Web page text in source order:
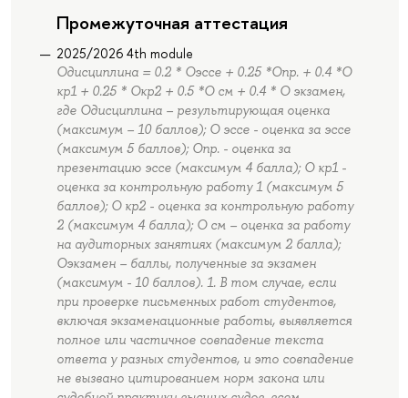
Промежуточная аттестация
2025/2026 4th module
Одисциплина = 0.2 * Оэссе + 0.25 *Опр. + 0.4 *О
кр1 + 0.25 * Окр2 + 0.5 *О см + 0.4 * О экзамен,
где Одисциплина – результирующая оценка
(максимум – 10 баллов); О эссе - оценка за эссе
(максимум 5 баллов); Опр. - оценка за
презентацию эссе (максимум 4 балла); О кр1 -
оценка за контрольную работу 1 (максимум 5
баллов); О кр2 - оценка за контрольную работу
2 (максимум 4 балла); О см – оценка за работу
на аудиторных занятиях (максимум 2 балла);
Оэкзамен – баллы, полученные за экзамен
(максимум - 10 баллов). 1. В том случае, если
при проверке письменных работ студентов,
включая экзаменационные работы, выявляется
полное или частичное совпадение текста
ответа у разных студентов, и это совпадение
не вызвано цитированием норм закона или